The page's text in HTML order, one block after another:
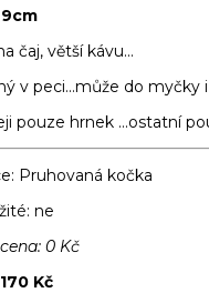
čaj, větší kávu...
v peci...může do myčky
pouze hrnek ...ostatní
Pruhovaná kočka
: ne
0 Kč
170 Kč